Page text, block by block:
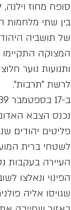
סופח מחוז וילנה,
בין שתי מלחמות
של תושביה
המצוקה התקיימו
ותנועות נוער
לרשת "תרבות".
נכנס הצבא האדום
לשטחי ברית
העיירה בעקבות
שגויסו אליה